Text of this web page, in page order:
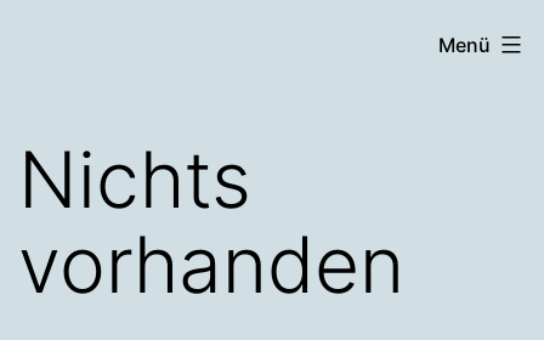
Menü
Nichts
vorhanden